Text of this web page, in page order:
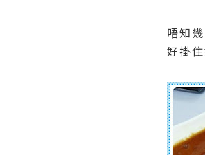
唔知
好掛